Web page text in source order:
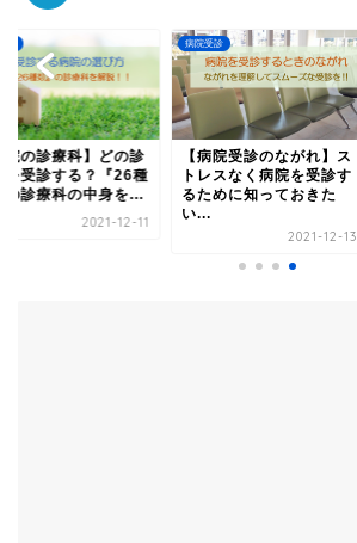
院受診のながれ】ス
スなく病院を受診す
めに知っておきた
病院受診
【健康保険証の役割】健
康保険証の種類とその中
身をわかりやすく解
説！...
2021-12-15